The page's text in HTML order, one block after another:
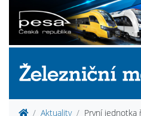
Aktuality První jednotka